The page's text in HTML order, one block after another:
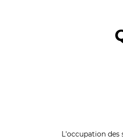
L'occupation des